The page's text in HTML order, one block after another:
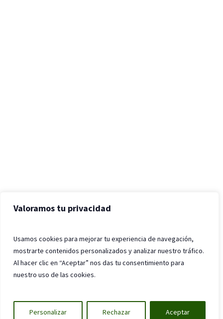
Valoramos tu privacidad
Usamos cookies para mejorar tu experiencia de navegación,
mostrarte contenidos personalizados y analizar nuestro tráfico.
Al hacer clic en “Aceptar” nos das tu consentimiento para
nuestro uso de las cookies.
Personalizar Rechazar Aceptar